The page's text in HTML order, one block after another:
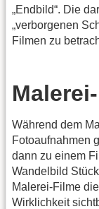
„Endbild“. Die
„verborgenen
Filmen zu
Während dem
Fotoaufnahmen
dann zu einem
Wandelbild
Malerei-Filme
Wirklichkeit